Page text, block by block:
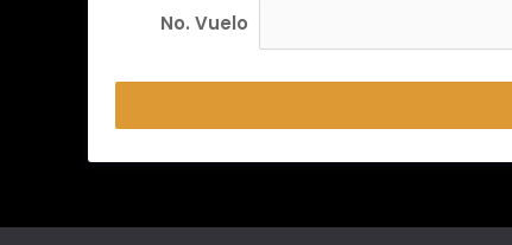
No. Vuelo